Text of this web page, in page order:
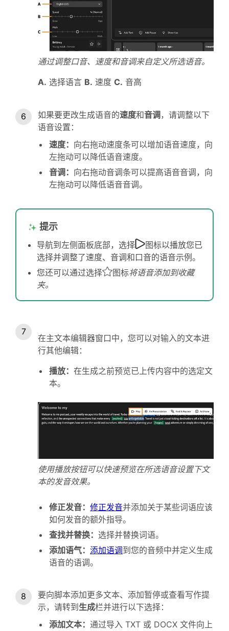
通过调整口音、速度和音调来自定义所选语音。
A. 选择语言 B. 速度 C. 音高
如果要更改生成语音的速度和音调，请调整以下
语音设置：
速度： 向右拖动速度条可以增加语音速度，向
左拖动可以降低语音速度。
音调： 向右拖动音调条可以提高语音音调，向
左拖动可以降低语音音调。
提示
导航到左侧面板底部，选择
图标以播放您已
选择并调整了速度、音调和口音的语音示例。
您还可以通过选择
图标将语音添加到收藏
夹。
在主文本编辑器窗口中，您可以对输入的文本进
行其他编辑：
播放： 在生成之前预览已上传内容中的选定文
本。
使用播放按钮可以快速预览在所选语音设置下文
本的发音效果。
修正发音： 修正发音并添加关于某些词语应该
如何发音的额外指导。
查找并替换： 选择并替换词语。
添加语气： 添加语调到您的音频中并定义生成
语音的语调。
要向脚本添加更多文本、添加暂停或查看写作提
示，请转到 生成栏并进行以下选择：
添加文本： 通过导入 TXT 或 DOCX 文件向上